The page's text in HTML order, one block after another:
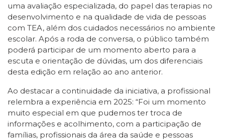
uma avaliação especializada, do papel das terapias no
desenvolvimento e na qualidade de vida de pessoas
com TEA, além dos cuidados necessários no ambiente
escolar. Após a roda de conversa, o público também
poderá participar de um momento aberto para a
escuta e orientação de dúvidas, um dos diferenciais
desta edição em relação ao ano anterior.
Ao destacar a continuidade da iniciativa, a profissional
relembra a experiência em 2025: “Foi um momento
muito especial em que pudemos ter troca de
informações e acolhimento, com a participação de
famílias, profissionais da área da saúde e pessoas